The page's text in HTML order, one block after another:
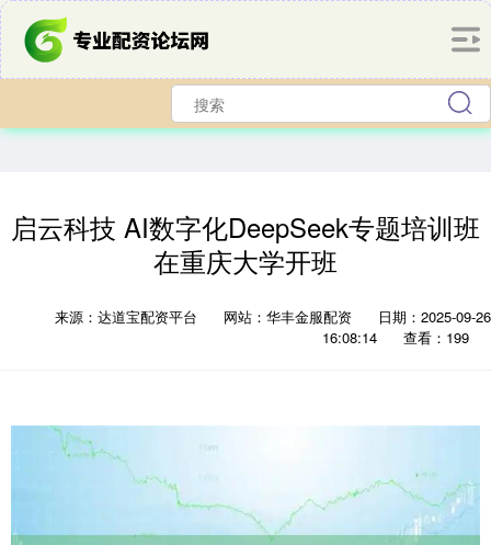
启云科技 AI数字化DeepSeek专题培训班
在重庆大学开班
来源：达道宝配资平台 网站：华丰金服配资
日期：2025-09-26
16:08:14
查看：199